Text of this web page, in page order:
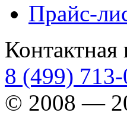
Прайс-
8 (499)
© 2008 —